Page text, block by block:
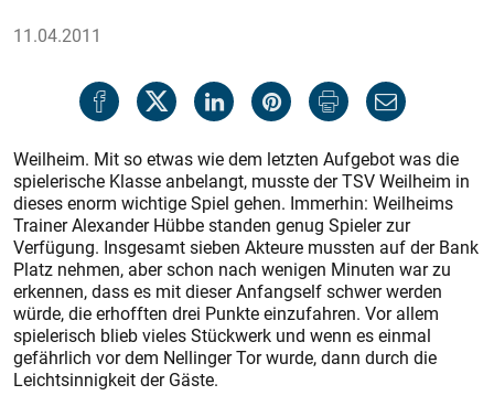
11.04.2011
Weilheim. Mit so etwas wie dem letzten Aufgebot was die
spielerische Klasse anbelangt, musste der TSV Weilheim in
dieses enorm wichtige Spiel gehen. Immerhin: Weilheims
Trainer Alexander Hübbe standen genug Spieler zur
Verfügung. Insgesamt sieben Akteure mussten auf der Bank
Platz nehmen, aber schon nach wenigen Minuten war zu
erkennen, dass es mit dieser Anfangself schwer werden
würde, die erhofften drei Punkte einzufahren. Vor allem
spielerisch blieb vieles Stückwerk und wenn es einmal
gefährlich vor dem Nellinger Tor wurde, dann durch die
Leichtsinnigkeit der Gäste.